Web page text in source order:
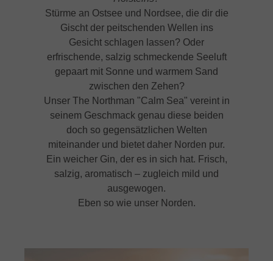
Stürme an Ostsee und Nordsee, die dir die
Gischt der peitschenden Wellen ins
Gesicht schlagen lassen? Oder
erfrischende, salzig schmeckende Seeluft
gepaart mit Sonne und warmem Sand
zwischen den Zehen?
Unser The Northman "Calm Sea" vereint in
seinem Geschmack genau diese beiden
doch so gegensätzlichen Welten
miteinander und bietet daher Norden pur.
Ein weicher Gin, der es in sich hat. Frisch,
salzig, aromatisch – zugleich mild und
ausgewogen.
Eben so wie unser Norden.